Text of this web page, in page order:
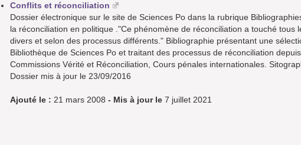
Conflits et réconciliation
Dossier électronique sur le site de Sciences Po dans la rubrique
la réconciliation en politique ."Ce phénomène de réconciliation a touché tous
divers et selon des processus différents." Bibliographie présentant une
Bibliothèque de Sciences Po et traitant des processus de réconciliation
Commissions Vérité et Réconciliation, Cours pénales internationales.
Dossier mis à jour le 23/09/2016
Ajouté le : 21 mars 2008 - Mis à jour le 7 juillet 2021